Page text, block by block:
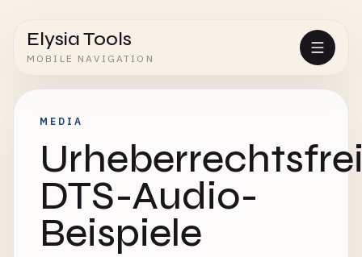
Elysia Tools
MOBILE NAVIGATION
MEDIA
DTS-Audio-
Beispiele